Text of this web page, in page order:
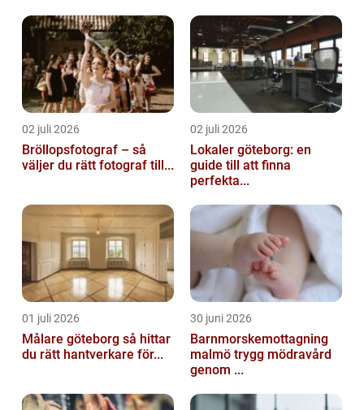
02 juli 2026
Bröllopsfotograf – så
väljer du rätt fotograf till...
02 juli 2026
Lokaler göteborg: en
guide till att finna
perfekta...
01 juli 2026
Målare göteborg så hittar
du rätt hantverkare för...
30 juni 2026
Barnmorskemottagning
malmö trygg mödravård
genom ...